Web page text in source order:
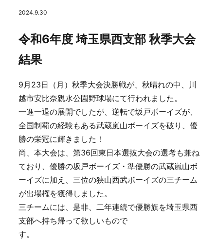
2024.9.30
令和6年度 埼玉県西支部 秋季大会
結果
9月23日（月）秋季大会決勝戦が、秋晴れの中、川
越市安比奈親水公園野球場にて行われました。
一進一退の展開でしたが、逆転で坂戸ボーイズが、
全国制覇の経験もある武蔵嵐山ボーイズを破り、優
勝の栄冠に輝きました！
尚、本大会は、第36回東日本選抜大会の選考も兼ね
ており、優勝の坂戸ボーイズ・準優勝の武蔵嵐山ボ
ーイズに加え、三位の狭山西武ボーイズの三チーム
が出場権を獲得しました。
三チームには、是非、二年連続で優勝旗を埼玉県西
支部へ持ち帰って欲しいもので
す。